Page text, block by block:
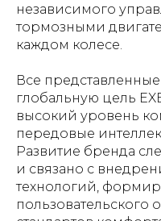
независимого
тормозными
каждом колесе.
Все
глобальную цель
высокий уровень
передовые
Развитие бренда
и связано с
технологий,